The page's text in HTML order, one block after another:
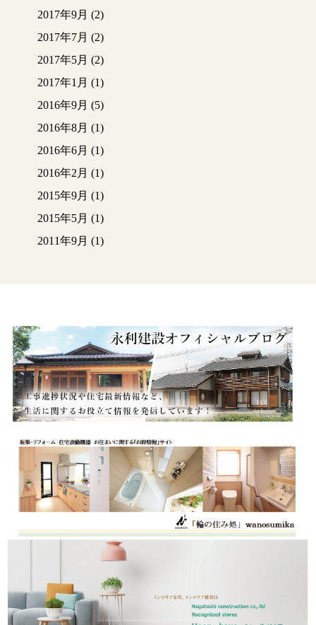
2017年9月 (2)
2017年7月 (2)
2017年5月 (2)
2017年1月 (1)
2016年9月 (5)
2016年8月 (1)
2016年6月 (1)
2016年2月 (1)
2015年9月 (1)
2015年5月 (1)
2011年9月 (1)